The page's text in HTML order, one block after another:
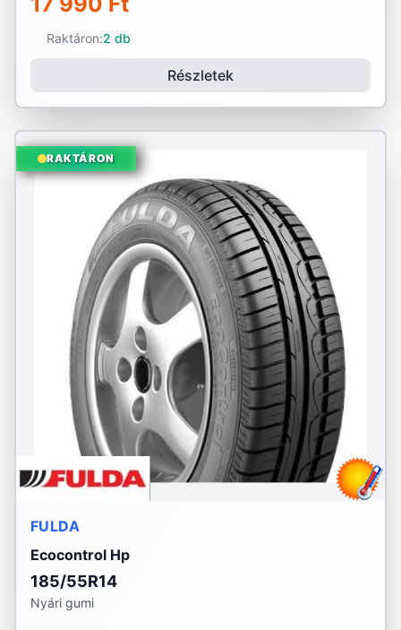
Raktáron:2 db
Részletek
RAKTÁRON
FULDA
Ecocontrol Hp
185/55R14
Nyári gumi